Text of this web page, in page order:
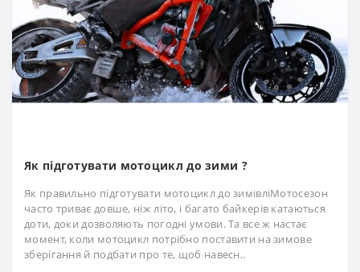
Як підготувати мотоцикл до зими ?
Як правильно підготувати мотоцикл до зимівліМотосезон
часто триває довше, ніж літо, і багато байкерів катаються
доти, доки дозволяють погодні умови. Та все ж настає
момент, коли мотоцикл потрібно поставити на зимове
зберігання й подбати про те, щоб навесн..